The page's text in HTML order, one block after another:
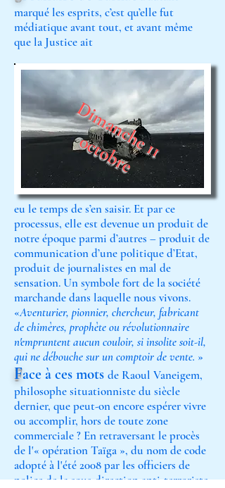
marqué les esprits, c’est qu’elle fut
médiatique avant tout, et avant même
que la Justice ait
D
i
m
a
n
c
h
e
1
1
o
c
t
o
b
r
e
eu le temps de s’en saisir. Et par ce
processus, elle est devenue un produit de
notre époque parmi d’autres – produit de
communication d’une politique d’Etat,
produit de journalistes en mal de
sensation. Un symbole fort de la société
marchande dans laquelle nous vivons.
«Aventurier, pionnier, chercheur, fabricant
de chimères, prophète ou révolutionnaire
n'empruntent aucun couloir, si insolite soit-il,
qui ne débouche sur un comptoir de vente. »
Face à ces mots de Raoul Vaneigem,
philosophe situationniste du siècle
dernier, que peut-on encore espérer vivre
ou accomplir, hors de toute zone
commerciale ? En retraversant le procès
de l'« opération Taïga », du nom de code
adopté à l'été 2008 par les officiers de
police de la sous-direction anti-terroriste,